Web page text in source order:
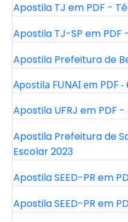
Apostila TJ em PDF -
Apostila TJ-SP em
Apostila Prefeitura de
Apostila FUNAI em PDF
Apostila UFRJ em PDF
Apostila Prefeitura de
Escolar 2023
Apostila SEED-PR em
Apostila SEED-PR em